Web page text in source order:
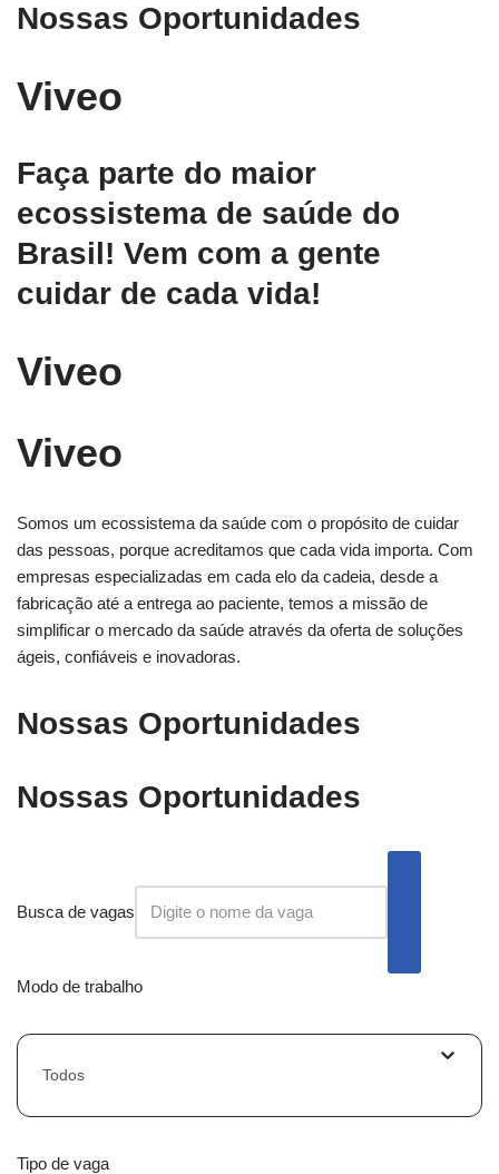
Nossas Oportunidades
Viveo
Faça parte do maior
ecossistema de saúde do
Brasil! Vem com a gente
cuidar de cada vida!
Viveo
Viveo
Somos um ecossistema da saúde com o propósito de cuidar
das pessoas, porque acreditamos que cada vida importa. Com
empresas especializadas em cada elo da cadeia, desde a
fabricação até a entrega ao paciente, temos a missão de
simplificar o mercado da saúde através da oferta de soluções
ágeis, confiáveis e inovadoras.
Nossas Oportunidades
Nossas Oportunidades
Busca de vagas
Modo de trabalho
Todos
Tipo de vaga